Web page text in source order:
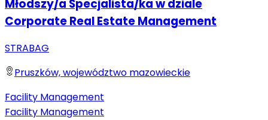
Młodszy/a Specjalista/ka w dziale
Corporate Real Estate Management
STRABAG
Pruszków, województwo mazowieckie
Facility Management
Facility Management